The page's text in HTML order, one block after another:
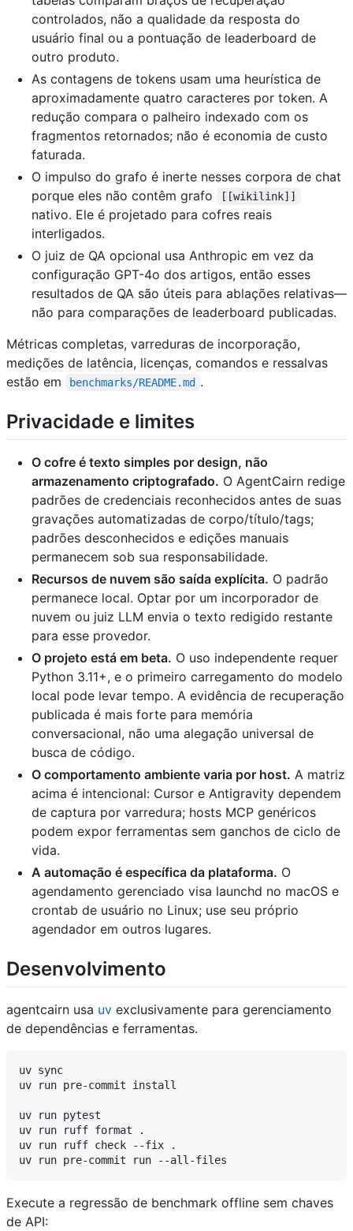
controlados, não a qualidade da resposta do
usuário final ou a pontuação de leaderboard de
outro produto.
As contagens de tokens usam uma heurística de
aproximadamente quatro caracteres por token. A
redução compara o palheiro indexado com os
fragmentos retornados; não é economia de custo
faturada.
O impulso do grafo é inerte nesses corpora de chat
porque eles não contêm grafo
[[wikilink]]
nativo. Ele é projetado para cofres reais
interligados.
O juiz de QA opcional usa Anthropic em vez da
configuração GPT-4o dos artigos, então esses
resultados de QA são úteis para ablações relativas—
não para comparações de leaderboard publicadas.
Métricas completas, varreduras de incorporação,
medições de latência, licenças, comandos e ressalvas
estão em
benchmarks/README.md .
Privacidade e limites
O cofre é texto simples por design, não
armazenamento criptografado. O AgentCairn redige
padrões de credenciais reconhecidos antes de suas
gravações automatizadas de corpo/título/tags;
padrões desconhecidos e edições manuais
permanecem sob sua responsabilidade.
Recursos de nuvem são saída explícita. O padrão
permanece local. Optar por um incorporador de
nuvem ou juiz LLM envia o texto redigido restante
para esse provedor.
O projeto está em beta. O uso independente requer
Python 3.11+, e o primeiro carregamento do modelo
local pode levar tempo. A evidência de recuperação
publicada é mais forte para memória
conversacional, não uma alegação universal de
busca de código.
O comportamento ambiente varia por host. A matriz
acima é intencional: Cursor e Antigravity dependem
de captura por varredura; hosts MCP genéricos
podem expor ferramentas sem ganchos de ciclo de
vida.
A automação é específica da plataforma. O
agendamento gerenciado visa launchd no macOS e
crontab de usuário no Linux; use seu próprio
agendador em outros lugares.
Desenvolvimento
agentcairn usa uv exclusivamente para gerenciamento
de dependências e ferramentas.
uv sync
uv run pre-commit install
uv run pytest
uv run ruff format .
uv run ruff check --fix .
Execute a regressão de benchmark offline sem chaves
de API: